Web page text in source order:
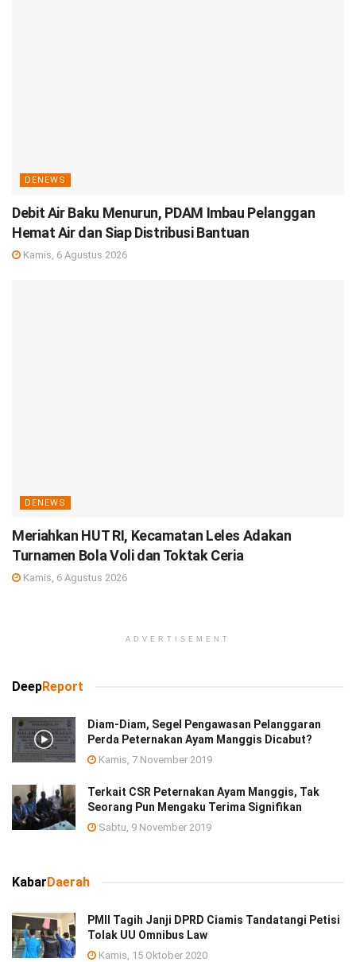
DENEWS
Debit Air Baku Menurun, PDAM Imbau Pelanggan
Hemat Air dan Siap Distribusi Bantuan
Kamis, 6 Agustus 2026
DENEWS
Meriahkan HUT RI, Kecamatan Leles Adakan
Turnamen Bola Voli dan Toktak Ceria
Kamis, 6 Agustus 2026
ADVERTISEMENT
DeepReport
Diam-Diam, Segel Pengawasan Pelanggaran
Perda Peternakan Ayam Manggis Dicabut?
Kamis, 7 November 2019
Terkait CSR Peternakan Ayam Manggis, Tak
Seorang Pun Mengaku Terima Signifikan
Sabtu, 9 November 2019
KabarDaerah
PMII Tagih Janji DPRD Ciamis Tandatangi Petisi
Tolak UU Omnibus Law
Kamis, 15 Oktober 2020